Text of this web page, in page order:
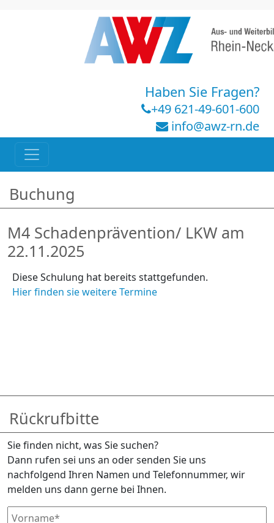
Haben Sie Fragen?
+49 621-49-601-600
info@awz-rn.de
Buchung
M4 Schadenprävention/ LKW am
22.11.2025
Diese Schulung hat bereits stattgefunden.
Hier finden sie weitere Termine
Rückrufbitte
Sie finden nicht, was Sie suchen?
Dann rufen sei uns an oder senden Sie uns
nachfolgend Ihren Namen und Telefonnummer, wir
melden uns dann gerne bei Ihnen.